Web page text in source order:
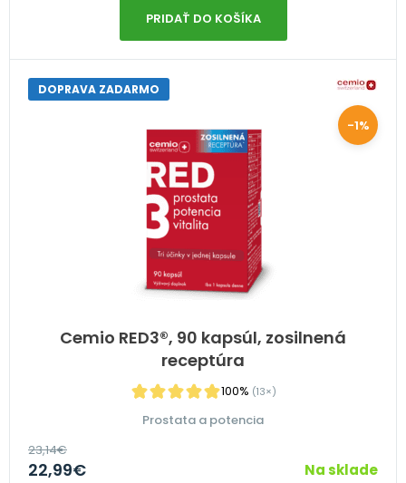
PRIDAŤ DO KOŠÍKA
Cemio RED3®, 90 kapsúl, zosilnená
receptúra
100% (13×)
DOPRAVA ZADARMO
Prostata a potencia
-1%
23,14€
22,99€ Na sklade